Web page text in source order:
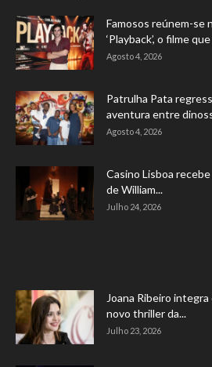
Famosos reúnem-se
‘Playback’, o filme
Agosto 4, 2026
Patrulha Pata
aventura entre
Agosto 4, 2026
Casino Lisboa
de William...
Julho 24, 2026
Joana Ribeiro integra
novo thriller da...
Julho 23, 2026